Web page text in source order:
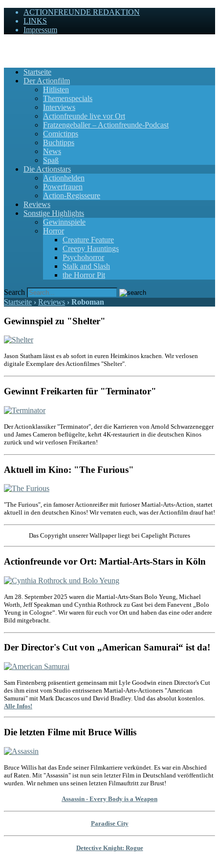
ACTIONFREUNDE REDAKTION
LINKS
Impressum
Startseite
Der Actionfilm
Hitlisten
Themenspecials
Interviews
Actionfreunde live vor Ort
Fratzengeballer – Actionfreunde-Podcast
Comictipps
Buchtipps
News
Spaß
Die Actionstars
Actionhelden
Powerfrauen
Action-Regisseure
Reviews
Sonstige Highlights
Gewinnspiele
Horror
Creature Feature
Creepy Hauntings
Psychohorror
Stalk and Slash
the Horror Pit
Search
Startseite › Reviews › Roboman
Gewinnspiel zu "Shelter"
Jason Statham lässt es ab sofort in euren Heimkinos krachen. Wir verlosen
digitale Exemplare des Actionfilmes "Shelter".
Gewinnt Freikarten für "Terminator"
Der Actionklassiker "Terminator", der die Karrieren von Arnold Schwarzenegger
und James Cameron beflügelte, kehrt 4K-restauriert in die deutschen Kinos
zurück und wir verlosen Freikarten!
Aktuell im Kino: "The Furious"
"The Furious", ein famoser Actionreißer mit furioser Martial-Arts-Action, startet
aktuell in den deutschen Kinos! Wir verraten euch, was der Actionfilm drauf hat!
Das Copyright unserer Wallpaper liegt bei Capelight Pictures
Actionfreunde vor Ort: Martial-Arts-Stars in Köln
Am 28. September 2025 waren die Martial-Arts-Stars Bolo Yeung, Michael
Worth, Jeff Speakman und Cynthia Rothrock zu Gast bei dem Fanevent „Bolo
Yeung in Cologne“. Wir waren für euch vor Ort und haben das eine oder andere
Bild mitgebracht.
Der Director's Cut von „American Samurai“ ist da!
Sam Firstenberg präsentiert gemeinsam mit Lyle Goodwin einen Director's Cut
des ihm einst vom Studio entrissenen Martial-Arts-Actioners "American
Samurai" mit Mark Dacascos und David Bradley. Und das absolut kostenlos.
Alle Infos!
Die letzten Filme mit Bruce Willis
Bruce Willis hat das Ende seiner Filmkarriere verkündet. Es war ein Abschied
auf Raten. Mit "Assassin" ist nun sein letzter Film in Deutschland veröffentlicht
wurden. Wir nehmen uns seinen letzten Filmauftritt zur Brust!
Assassin - Every Body is a Weapon
Paradise City
Detective Knight: Rogue